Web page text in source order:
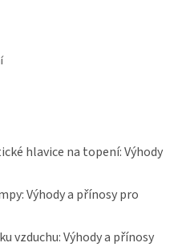
hlavice na topení: Výhody
Výhody a přínosy pro
vzduchu: Výhody a přínosy